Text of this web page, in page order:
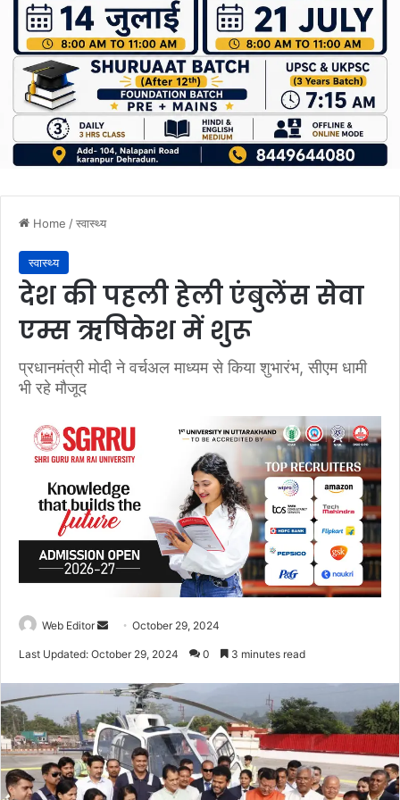
Home /स्वास्थ्य
स्वास्थ्य
देश की पहली हेली एंबुलेंस सेवा
एम्स ऋषिकेश में शुरू
प्रधानमंत्री मोदी ने वर्चअल माध्यम से किया शुभारंभ, सीएम धामी
भी रहे मौजूद
Web Editor
d
a
n
e
m
a
October 29, 2024
Last Updated: October 29, 2024 0 3 minutes read